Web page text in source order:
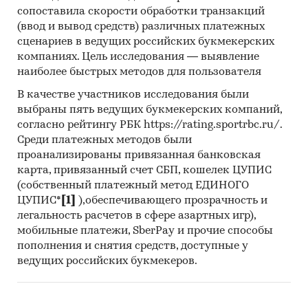
В обзоре детализирована информация по
видам труб для нефтегазовой
промышленности:
трубы нефтегазовые для бурения скважин
трубы нефтегазовые для транспортировки
Приведены финансовые рейтинги
крупнейших производителей труб для
нефтегазовой промышленности:
Выксунский металлургический завод,
Челябинский трубопрокатный завод,
Первоуральский новотрубный завод,
Волжский трубный завод, Северский трубный
завод, Таганрогский металлургический завод,
Синарский трубный завод, Загорский трубный
завод, Набережночелнинский трубный завод
ТЭМ-ПО, ТМК-Инокс, Газпром Трубинвест,
сопоставила скорости обработки транзакций
(ввод и вывод средств) различных платежных
сценариев в ведущих российских букмекерских
компаниях. Цель исследования — выявление
наиболее быстрых методов для пользователя
В качестве участников исследования были
выбраны пять ведущих букмекерских компаний,
согласно рейтингу РБК https://rating.sportrbc.ru/.
Среди платежных методов были
проанализированы привязанная банковская
карта, привязанный счет СБП, кошелек ЦУПИС
(собственный платежный метод ЕДИНОГО
ЦУПИС* [1]
),обеспечивающего прозрачность и
легальность расчетов в сфере азартных игр),
мобильные платежи, SberPay и прочие способы
пополнения и снятия средств, доступные у
ведущих российских букмекеров.